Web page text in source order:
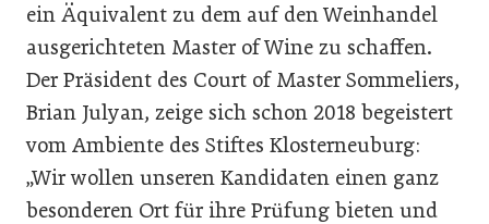
ein Äquivalent zu dem auf den Weinhandel
ausgerichteten Master of Wine zu schaffen.
Der Präsident des Court of Master Sommeliers,
Brian Julyan, zeige sich schon 2018 begeistert
vom Ambiente des Stiftes Klosterneuburg:
„Wir wollen unseren Kandidaten einen ganz
besonderen Ort für ihre Prüfung bieten und